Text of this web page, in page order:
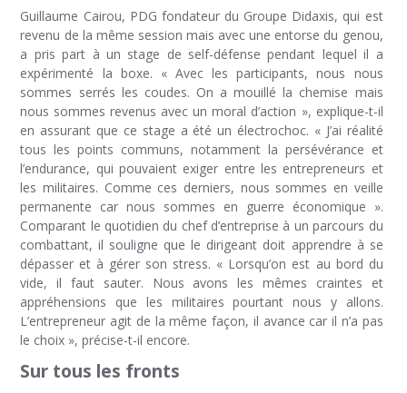
Guillaume Cairou, PDG fondateur du Groupe Didaxis, qui est
revenu de la même session mais avec une entorse du genou,
a pris part à un stage de self-défense pendant lequel il a
expérimenté la boxe. « Avec les participants, nous nous
sommes serrés les coudes. On a mouillé la chemise mais
nous sommes revenus avec un moral d’action », explique-t-il
en assurant que ce stage a été un électrochoc. « J’ai réalité
tous les points communs, notamment la persévérance et
l’endurance, qui pouvaient exiger entre les entrepreneurs et
les militaires. Comme ces derniers, nous sommes en veille
permanente car nous sommes en guerre économique ».
Comparant le quotidien du chef d’entreprise à un parcours du
combattant, il souligne que le dirigeant doit apprendre à se
dépasser et à gérer son stress. « Lorsqu’on est au bord du
vide, il faut sauter. Nous avons les mêmes craintes et
appréhensions que les militaires pourtant nous y allons.
L’entrepreneur agit de la même façon, il avance car il n’a pas
le choix », précise-t-il encore.
Sur tous les fronts